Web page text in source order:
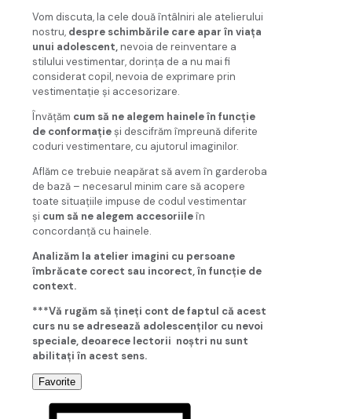
Vom discuta, la cele două întâlniri ale atelierului
nostru, despre schimbările care apar în viaţa
unui adolescent,nevoia de reinventare a
stilului vestimentar, dorinţa de a nu mai fi
considerat copil, nevoia de exprimare prin
vestimentaţie şi accesorizare.
Învăţăm cum să ne alegem hainele în funcţie
de conformaţieşi descifrăm împreună diferite
coduri vestimentare, cu ajutorul imaginilor.
Aflăm ce trebuie neapărat să avem în garderoba
de bază – necesarul minim care să acopere
toate situaţiile impuse de codul vestimentar
şi cum să ne alegem accesoriileîn
concordanţă cu hainele.
Analizăm la atelier imagini cu persoane
îmbrăcate corect sau incorect, în funcţie de
context.
***Vă rugăm să ţineţi cont de faptul că acest
curs nu se adresează adolescenţilor cu nevoi
speciale, deoarece lectorii noştri nu sunt
abilitaţi în acest sens.
Favorite